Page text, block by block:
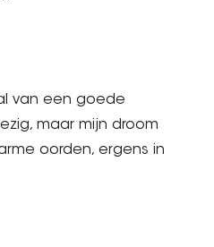
van een goede
maar mijn droom
oorden, ergens in